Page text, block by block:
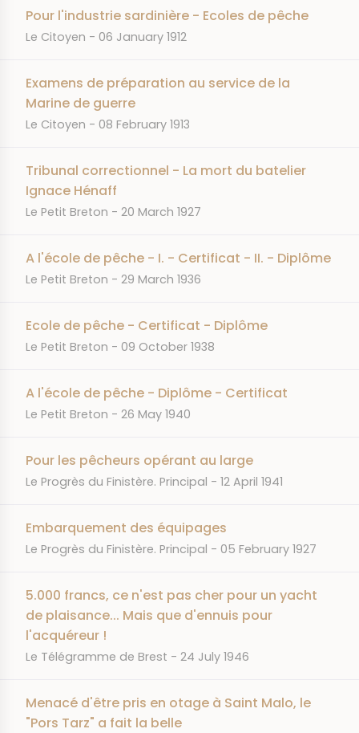
Pour l'industrie sardinière - Ecoles de pêche
JOURNAL
Le Citoyen DATE
06 January 1912
Examens de préparation au service de la
Marine de guerre
JOURNAL
Le Citoyen DATE
08 February 1913
Tribunal correctionnel - La mort du batelier
Ignace Hénaff
JOURNAL
Le Petit Breton DATE
20 March 1927
A l'école de pêche - I. - Certificat - II. - Diplôme
JOURNAL
Le Petit Breton DATE
29 March 1936
Ecole de pêche - Certificat - Diplôme
JOURNAL
Le Petit Breton DATE
09 October 1938
A l'école de pêche - Diplôme - Certificat
JOURNAL
Le Petit Breton DATE
26 May 1940
Pour les pêcheurs opérant au large
JOURNAL
Le Progrès du Finistère. Principal DATE
12 April 1941
Embarquement des équipages
JOURNAL
Le Progrès du Finistère. Principal DATE
05 February 1927
5.000 francs, ce n'est pas cher pour un yacht
de plaisance... Mais que d'ennuis pour
l'acquéreur !
JOURNAL
Le Télégramme de Brest DATE
24 July 1946
Menacé d'être pris en otage à Saint Malo, le
"Pors Tarz" a fait la belle